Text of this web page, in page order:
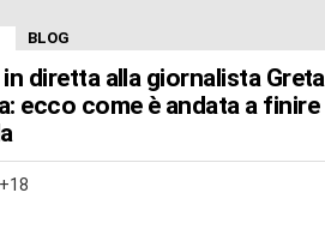
BLOG
diretta alla giornalista Greta
ecco come è andata a finire
18